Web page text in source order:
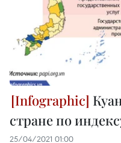
стране по
25/04/2021 01:00